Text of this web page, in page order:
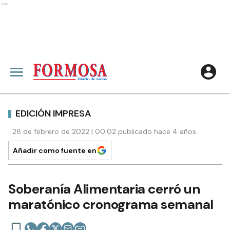
Ads
EDICIÓN IMPRESA
28 de febrero de 2022 | 00:02 publicado hace 4 años
Añadir como fuente en
Soberanía Alimentaria cerró un
maratónico cronograma semanal